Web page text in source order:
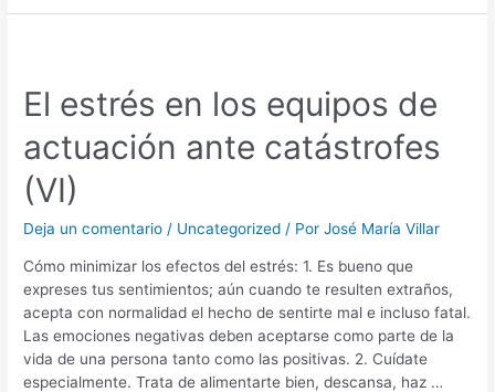
El estrés en los equipos de
actuación ante catástrofes
(VI)
Deja un comentario / Uncategorized / PorJosé María Villar
Cómo minimizar los efectos del estrés: 1. Es bueno que
expreses tus sentimientos; aún cuando te resulten extraños,
acepta con normalidad el hecho de sentirte mal e incluso fatal.
Las emociones negativas deben aceptarse como parte de la
vida de una persona tanto como las positivas. 2. Cuídate
especialmente. Trata de alimentarte bien, descansa, haz …